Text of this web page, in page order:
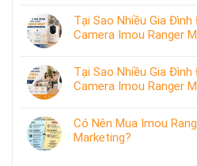
Tại Sao Nhiều Gia Đình
Camera Imou Ranger
Tại Sao Nhiều Gia Đình
Camera Imou Ranger
Có Nên Mua Imou
Marketing?